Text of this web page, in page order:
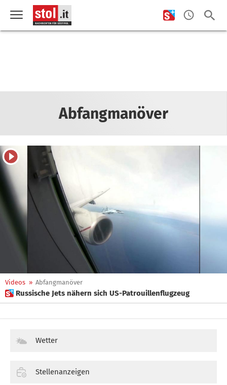
Abfangmanöver
Videos » Abfangmanöver
 Russische Jets nähern sich US-Patrouillenflugzeug
Wetter
Stellenanzeigen